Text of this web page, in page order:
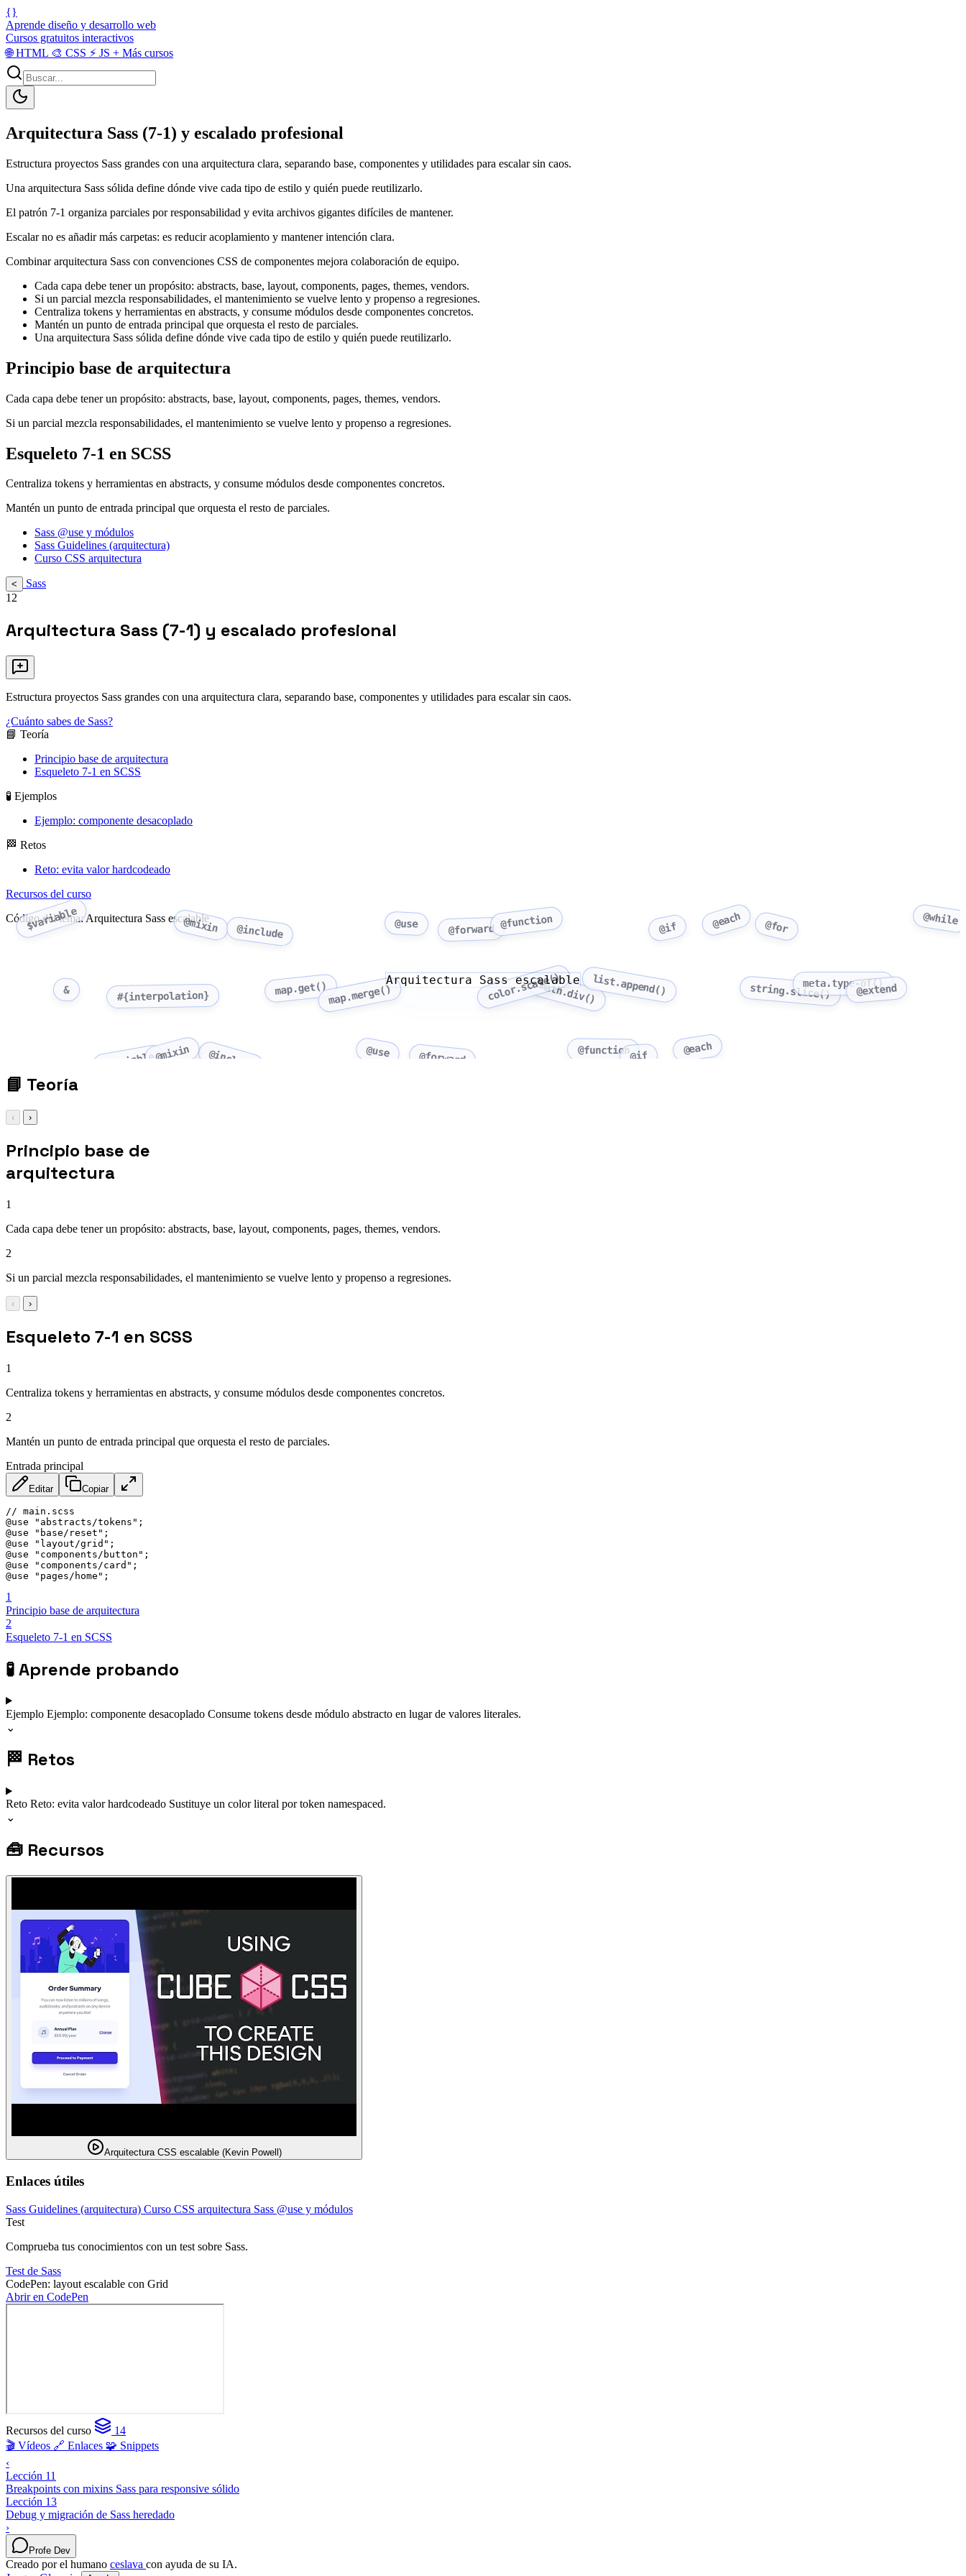
{}
Aprende diseño y desarrollo web
Cursos gratuitos interactivos
🌐HTML 🎨 CSS ⚡ JS + Más cursos
Arquitectura Sass (7-1) y escalado profesional
Estructura proyectos Sass grandes con una arquitectura clara, separando base, componentes y utilidades para escalar sin caos.
Una arquitectura Sass sólida define dónde vive cada tipo de estilo y quién puede reutilizarlo.
El patrón 7-1 organiza parciales por responsabilidad y evita archivos gigantes difíciles de mantener.
Escalar no es añadir más carpetas: es reducir acoplamiento y mantener intención clara.
Combinar arquitectura Sass con convenciones CSS de componentes mejora colaboración de equipo.
Cada capa debe tener un propósito: abstracts, base, layout, components, pages, themes, vendors.
Si un parcial mezcla responsabilidades, el mantenimiento se vuelve lento y propenso a regresiones.
Centraliza tokens y herramientas en abstracts, y consume módulos desde componentes concretos.
Mantén un punto de entrada principal que orquesta el resto de parciales.
Una arquitectura Sass sólida define dónde vive cada tipo de estilo y quién puede reutilizarlo.
Principio base de arquitectura
Cada capa debe tener un propósito: abstracts, base, layout, components, pages, themes, vendors.
Si un parcial mezcla responsabilidades, el mantenimiento se vuelve lento y propenso a regresiones.
Esqueleto 7-1 en SCSS
Centraliza tokens y herramientas en abstracts, y consume módulos desde componentes concretos.
Mantén un punto de entrada principal que orquesta el resto de parciales.
Sass @use y módulos
Sass Guidelines (arquitectura)
Curso CSS arquitectura
<
Sass
12
Arquitectura Sass (7-1) y escalado profesional
Estructura proyectos Sass grandes con una arquitectura clara, separando base, componentes y utilidades para escalar sin caos.
¿Cuánto sabes de Sass?
📘 Teoría
Principio base de arquitectura
Esqueleto 7-1 en SCSS
🧪 Ejemplos
Ejemplo: componente desacoplado
🏁 Retos
Reto: evita valor hardcodeado
Recursos del curso
Código del tema: Arquitectura Sass escalable
$variable @mixin @include @use @forward @function @if @each @for @while
& #{interpolation} map.get()map.merge() color.scale()math.div()list.append() string.slice()meta.type-of()
@extend
$variable@mixin @include @use @forward @function@if @each
Arquitectura Sass escalable
📘 Teoría
‹ ›
Principio base de
arquitectura
1
Cada capa debe tener un propósito: abstracts, base, layout, components, pages, themes, vendors.
2
Si un parcial mezcla responsabilidades, el mantenimiento se vuelve lento y propenso a regresiones.
‹ ›
Esqueleto 7-1 en SCSS
1
Centraliza tokens y herramientas en abstracts, y consume módulos desde componentes concretos.
2
Mantén un punto de entrada principal que orquesta el resto de parciales.
Entrada principal
Editar Copiar
// main.scss
@use "abstracts/tokens";
@use "base/reset";
@use "layout/grid";
@use "components/button";
@use "components/card";
@use "pages/home";
1
Principio base de arquitectura
2
Esqueleto 7-1 en SCSS
🧪Aprende probando
Ejemplo Ejemplo: componente desacoplado Consume tokens desde módulo abstracto en lugar de valores literales.
⌄
🏁 Retos
Reto Reto: evita valor hardcodeado Sustituye un color literal por token namespaced.
⌄
🧰 Recursos
Arquitectura CSS escalable (Kevin Powell)
Enlaces útiles
Sass Guidelines (arquitectura) Curso CSS arquitectura Sass @use y módulos
Test
Comprueba tus conocimientos con un test sobre Sass.
Test de Sass
CodePen: layout escalable con Grid
Abrir en CodePen
Recursos del curso
14
🎬 Vídeos 🔗 Enlaces 🧩 Snippets
‹
Lección 11
Breakpoints con mixins Sass para responsive sólido
Lección 13
Debug y migración de Sass heredado
›
Profe Dev
Creado por el humano ceslava con ayuda de su IA.